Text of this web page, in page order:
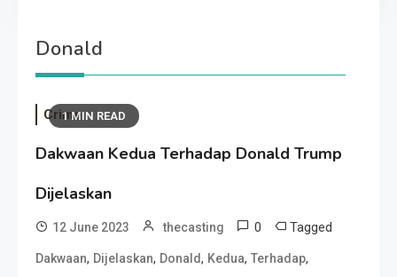
Donald
1 MIN READ
Crime
Dakwaan Kedua Terhadap Donald Trump
Dijelaskan
12 June 2023 thecasting 0 Tagged
Dakwaan, Dijelaskan, Donald, Kedua, Terhadap,